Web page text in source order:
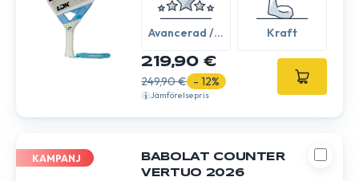
Avancerad /
Kraft
219,90 €
249,90 € - 12%
Jämförelsepris
KAMPANJ
BABOLAT COUNTER
VERTUO 2026